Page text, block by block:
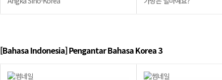
[Bahasa Indonesia] Pengantar Bahasa Korea 3